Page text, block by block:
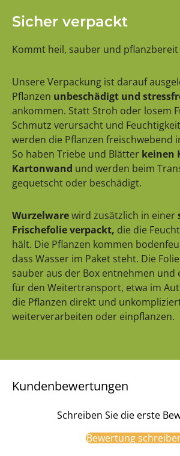
Sicher verpackt
Kommt heil, sauber und pflanzbereit
Unsere Verpackung ist darauf
Pflanzen unbeschädigt und
ankommen. Statt Stroh oder losem
Schmutz verursacht und
werden die Pflanzen freischwebend
So haben Triebe und Blätter keinen
Kartonwand und werden beim
gequetscht oder beschädigt.
Wurzelwarewird zusätzlich in einer
Frischefolie verpackt, die die
hält. Die Pflanzen kommen
dass Wasser im Paket steht. Die
sauber aus der Box entnehmen und
für den Weitertransport, etwa im
die Pflanzen direkt und
weiterverarbeiten oder einpflanzen.
Kundenbewertungen
Schreiben Sie die erste
Bewertung